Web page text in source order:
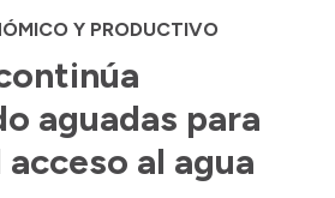
Y PRODUCTIVO
aguadas para
al agua